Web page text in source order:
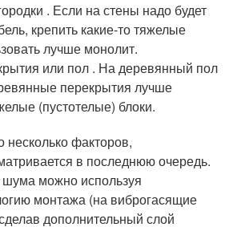
. Если на стены надо будет
крепить какие-то тяжелые
лучше монолит.
или пол . На деревянный пол
перекрытия лучше
(пустотелые) блоки.
несколько факторов,
в последнюю очередь.
можно используя
монтажа (на виброгасящие
дополнительный слой